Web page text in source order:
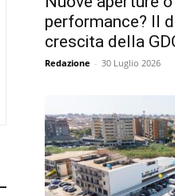
performance? Il
crescita della
Redazione - 30 Luglio 2026